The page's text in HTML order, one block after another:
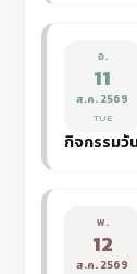
อ.
11
ส.ค. 2569
TUE
กิจกรรมวั
พ.
12
ส.ค. 2569